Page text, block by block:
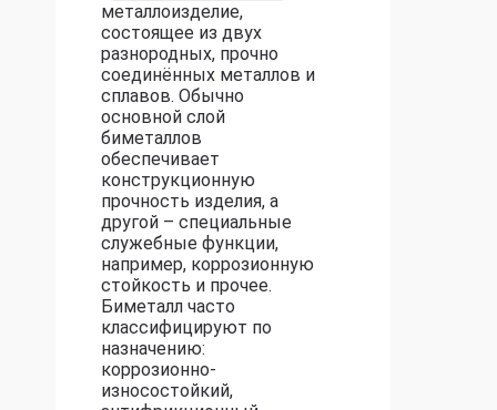
металлоизделие,
состоящее из двух
разнородных, прочно
соединённых металлов и
сплавов. Обычно
основной слой
биметаллов
обеспечивает
конструкционную
прочность изделия, а
другой – специальные
служебные функции,
например, коррозионную
стойкость и прочее.
Биметалл часто
классифицируют по
назначению:
коррозионно-
износостойкий,